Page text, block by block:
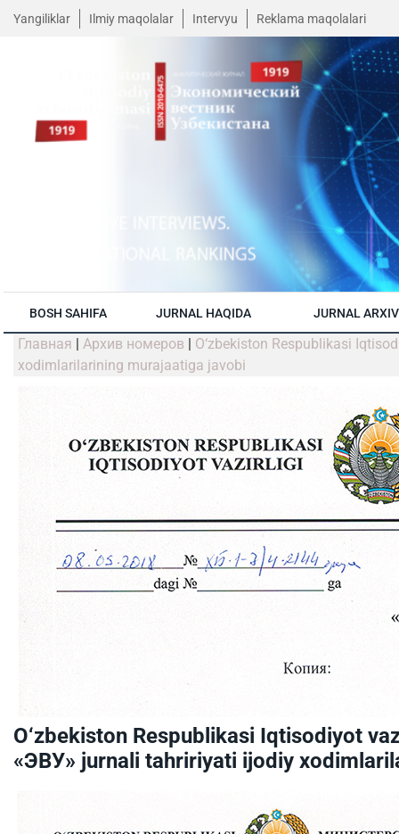
Yangiliklar Ilmiy maqolalar Intervyu Reklama maqolalari
BOSH SAHIFA JURNAL HAQIDA JURNAL
Главная | Архив номеров | O‘zbekiston Respublikasi
xodimlarilarining murajaatiga javobi
O‘zbekiston Respublikasi Iqtisodiyot
«ЭВУ» jurnali tahririyati ijodiy